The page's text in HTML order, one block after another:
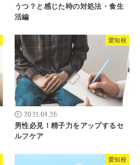
うつ？と感じた時の対処法・食生
活編
愛知校
2021.04.26
男性必見！精子力をアップするセ
ルフケア
愛知校